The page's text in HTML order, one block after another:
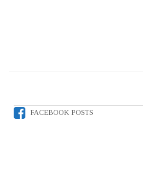
FACEBOOK POSTS